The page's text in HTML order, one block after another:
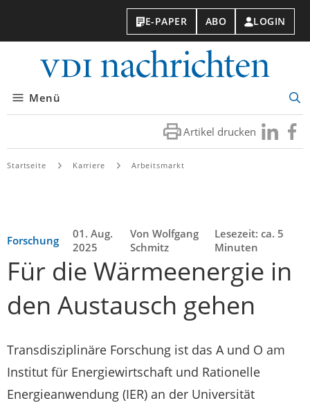
E-PAPER ABO LOGIN
Menü
Artikel drucken Besuchen
Sie
Sie
Startseite Karriere Arbeitsmarkt
Forschung
01. Aug.
2025
Von Wolfgang
Schmitz
Lesezeit: ca. 5
Minuten
Für die Wärmeenergie in
den Austausch gehen
Transdisziplinäre Forschung ist das A und O am
Institut für Energiewirtschaft und Rationelle
Energieanwendung (IER) an der Universität